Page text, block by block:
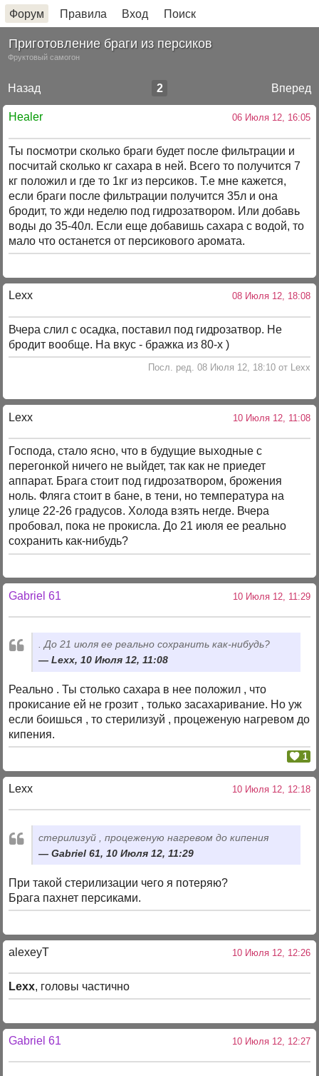
Форум Правила Вход Поиск
Приготовление браги из персиков
Фруктовый самогон
Назад Вперед
2
Healer 06 Июля 12, 16:05
Ты посмотри сколько браги будет после фильтрации и
посчитай сколько кг сахара в ней. Всего то получится 7
кг положил и где то 1кг из персиков. Т.е мне кажется,
если браги после фильтрации получится 35л и она
бродит, то жди неделю под гидрозатвором. Или добавь
воды до 35-40л. Если еще добавишь сахара с водой, то
мало что останется от персикового аромата.
Lexx 08 Июля 12, 18:08
Вчера слил с осадка, поставил под гидрозатвор. Не
бродит вообще. На вкус - бражка из 80-х )
Посл. ред. 08 Июля 12, 18:10 от Lexx
Lexx 10 Июля 12, 11:08
Господа, стало ясно, что в будущие выходные с
перегонкой ничего не выйдет, так как не приедет
аппарат. Брага стоит под гидрозатвором, брожения
ноль. Фляга стоит в бане, в тени, но температура на
улице 22-26 градусов. Холода взять негде. Вчера
пробовал, пока не прокисла. До 21 июля ее реально
сохранить как-нибудь?
Gabriel 61 10 Июля 12, 11:29
. До 21 июля ее реально сохранить как-нибудь?
Lexx, 10 Июля 12, 11:08
Реально . Ты столько сахара в нее положил , что
прокисание ей не грозит , только засахаривание. Но уж
если боишься , то стерилизуй , процеженую нагревом до
кипения.
1
Lexx 10 Июля 12, 12:18
стерилизуй , процеженую нагревом до кипения
Gabriel 61, 10 Июля 12, 11:29
При такой стерилизации чего я потеряю?
Брага пахнет персиками.
alexeyT 10 Июля 12, 12:26
Lexx, головы частично
Gabriel 61 10 Июля 12, 12:27